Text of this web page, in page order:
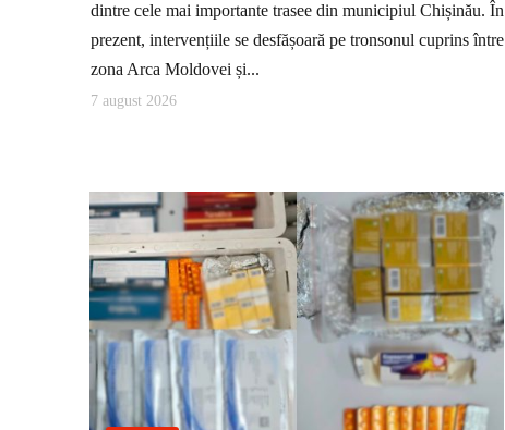
dintre cele mai importante trasee din municipiul Chișinău. În
prezent, intervențiile se desfășoară pe tronsonul cuprins între
zona Arca Moldovei și...
7 august 2026